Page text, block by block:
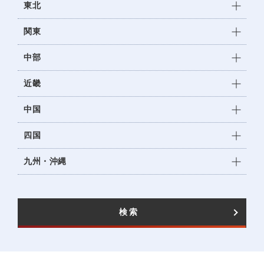
東北
関東
中部
近畿
中国
四国
九州・沖縄
検索